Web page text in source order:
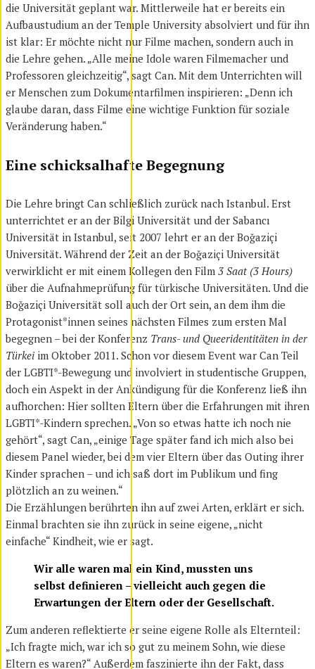
die Universität geplant war. Mittlerweile hat er bereits ein
Aufbaustudium an der Temple University absolviert und für ihn
ist klar: Er möchte nicht nur Filme machen, sondern auch in
die Lehre gehen. „Alle meine Idole waren Filmemacher und
Professoren gleichzeitig“, sagt Can. Mit dem Unterrichten will
er Menschen zum Dokumentarfilmen inspirieren: „Denn ich
glaube daran, dass Filme eine wichtige Funktion für soziale
Veränderung haben.“
Eine schicksalhafte Begegnung
Die Lehre bringt Can schließlich zurück nach Istanbul. Erst
unterrichtet er an der Bilgi Universität und der Sabancı
Universität in Istanbul, seit 2007 lehrt er an der Boğaziçi
Universität. Während der Zeit an der Boğaziçi Universität
verwirklicht er mit einem Kollegen den Film 3 Saat (3 Hours)
über die Aufnahmeprüfung für türkische Universitäten. Und die
Boğaziçi Universität soll auch der Ort sein, an dem ihm die
Protagonist*innen seines nächsten Filmes zum ersten Mal
begegnen – bei der Konferenz Trans- und Queeridentitäten in der
Türkei im Oktober 2011. Schon vor diesem Event war Can Teil
der LGBTI*-Bewegung und involviert in studentische Gruppen,
doch ein Aspekt in der Ankündigung für die Konferenz ließ ihn
aufhorchen: Hier sollten Eltern über die Erfahrungen mit ihren
LGBTI*-Kindern sprechen. „Von so etwas hatte ich noch nie
gehört“, sagt Can, „einige Tage später fand ich mich also bei
diesem Panel wieder, bei dem vier Eltern über das Outing ihrer
Kinder sprachen – und ich saß dort im Publikum und fing
plötzlich an zu weinen.“
Die Erzählungen berührten ihn auf zwei Arten, erklärt er sich.
Einmal brachten sie ihn zurück in seine eigene, „nicht
einfache“ Kindheit, wie er sagt.
Wir alle waren mal ein Kind, mussten uns
selbst definieren – vielleicht auch gegen die
Erwartungen der Eltern oder der Gesellschaft.
Zum anderen reflektierte er seine eigene Rolle als Elternteil:
„Ich fragte mich, war ich so gut zu meinem Sohn, wie diese
Eltern es waren?“ Außerdem faszinierte ihn der Fakt, dass